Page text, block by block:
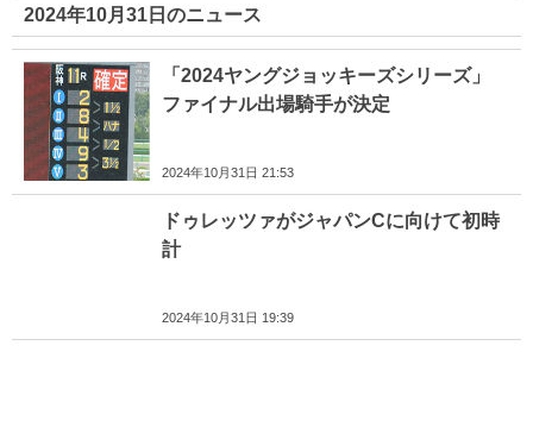
2024年10月31日のニュース
「2024ヤングジョッキーズシリーズ」
ファイナル出場騎手が決定
2024年10月31日 21:53
ドゥレッツァがジャパンCに向けて初時
計
2024年10月31日 19:39